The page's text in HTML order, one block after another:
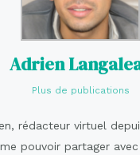
Adrien
Plus de publications
rédacteur virtuel
pouvoir partager